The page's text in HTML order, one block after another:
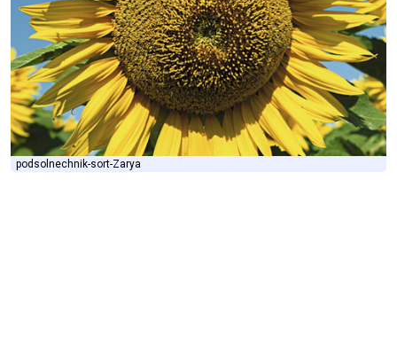
podsolnechnik-sort-Zarya